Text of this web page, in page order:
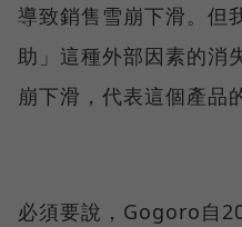
導致銷售雪崩下滑。但
助」這種外部因素的消
崩下滑，代表這個產品
必須要說，Gogoro自